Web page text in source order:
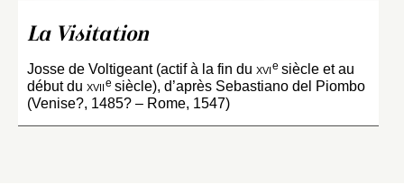
La Visitation
Josse de Voltigeant (actif à la fin du xvie siècle et au
début du xviie siècle), d’après Sebastiano del Piombo
(Venise?, 1485? – Rome, 1547)